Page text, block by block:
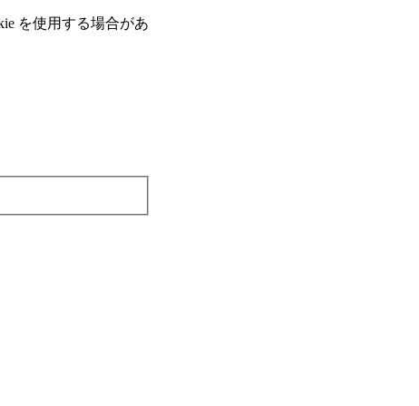
を使⽤する場合があ